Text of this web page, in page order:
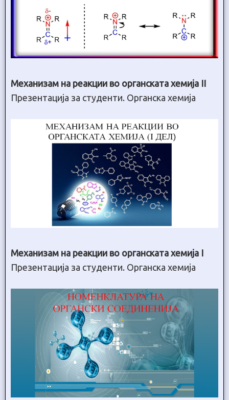
Механизам на реакции во органската хемија II
Презентација за студенти. Органска хемија
Механизам на реакции во органската хемија I
Презентација за студенти. Органска хемија